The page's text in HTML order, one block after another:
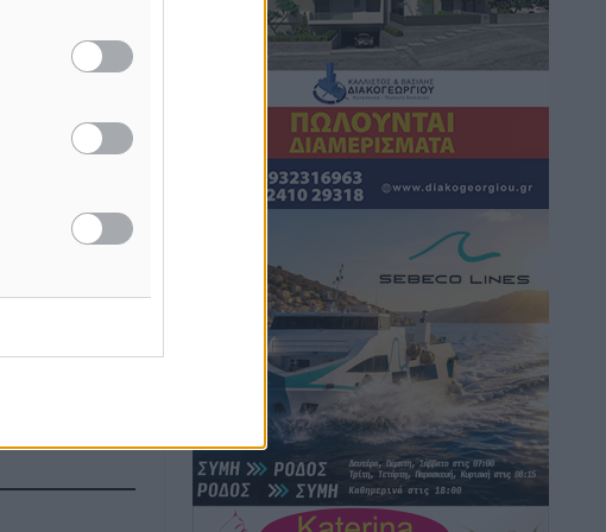
Καιρός: Επιμένουν οι υψηλές
θερμοκρασίες – Ισχυρά μελτέμια έως 9
μποφόρ, σε «Red Code» 6 περιοχές
Τοπικές Ειδήσεις• πριν 3 ώρες
Τα φοιτητικά ενοίκια «τινάζουν στον
• πριν 3 ώρες
Δύο νέοι ξενώνες παραδόθηκαν στις
Ένοπλες Δυνάμεις στη νήσο Ρω
Τοπικές Ειδήσεις πριν 4 ώρες
Συνεχίζεται η έξοδος του Αυγούστου –
Πάνω από 34.000 αναχωρούν σήμερα
μόνο από τον Πειραιά